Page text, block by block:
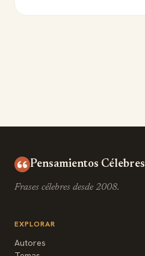
Pensamientos Célebres
Frases célebres desde 2008.
EXPLORAR
Autores